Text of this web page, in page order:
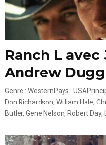
Ranch L avec
Andrew
Genre : WesternPays :
Don Richardson, William Hale,
Butler, Gene Nelson, Robert Day,